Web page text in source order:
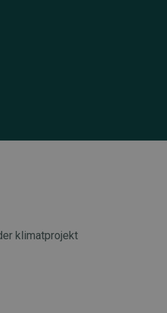
klimatprojekt